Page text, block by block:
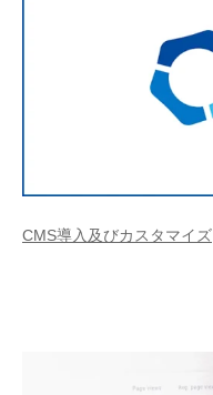
CMS導入及びカスタマイズ